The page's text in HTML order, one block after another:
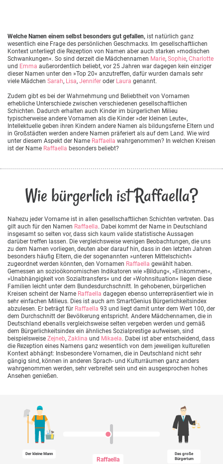
Welche Namen einem selbst besonders gut gefallen, ist natürlich ganz
wesentlich eine Frage des persönlichen Geschmacks. Im gesellschaftlichen
Kontext unterliegt die Rezeption von Namen aber auch starken »modischen
Schwankungen«. So sind derzeit die Mädchennamen Marie, Sophie, Charlotte
und Emma außerordentlich beliebt, vor 25 Jahren war dagegen kein einziger
dieser Namen unter den »Top 20« anzutreffen, dafür wurden damals sehr
viele Mädchen Sarah, Lisa, Jennifer oder Laura genannt.
Zudem gibt es bei der Wahrnehmung und Beliebtheit von Vornamen
erhebliche Unterschiede zwischen verschiedenen gesellschaftlichen
Schichten. Dadurch erhalten auch Kinder im bürgerlichen Milieu
typischerweise andere Vornamen als die Kinder »der kleinen Leute«,
Intellektuelle geben ihren Kindern andere Namen als bildungsferne Eltern und
in Großstädten werden andere Namen präferiert als auf dem Land. Wie wird
unter diesem Aspekt der Name Raffaella wahrgenommen? In welchen Kreisen
ist der Name Raffaella besonders beliebt?
Wie bürgerlich ist Raffaella?
Nahezu jeder Vorname ist in allen gesellschaftlichen Schichten vertreten. Das
gilt auch für den Namen Raffaella. Dabei kommt der Name in Deutschland
insgesamt so selten vor, dass sich kaum valide statistische Aussagen
darüber treffen lassen. Die vergleichsweise wenigen Beobachtungen, die uns
zu dem Namen vorliegen, deuten aber darauf hin, dass in den letzten Jahren
besonders häufig Eltern, die der sogenannten »unteren Mittelschicht«
zugeordnet werden könnten, den Vornamen Raffaella gewählt haben.
Gemessen an sozioökonomischen Indikatoren wie »Bildung«, »Einkommen«,
»Unabhängigkeit von Sozialtransfers« und der »Wohnsituation« liegen diese
Familien leicht unter dem Bundesdurchschnitt. In gehobenen, bürgerlichen
Kreisen scheint der Name Raffaella dagegen ebenso unterrepräsentiert wie in
sehr einfachen Milieus. Dies ist auch am SmartGenius Bürgerlichkeitsindex
abzulesen. Er beträgt für Raffaella 93 und liegt damit unter dem Wert 100, der
dem Durchschnitt der Bevölkerung entspricht. Andere Mädchennamen, die in
Deutschland ebenalls vergleichsweise selten vergeben werden und gemäß
dem Bürgerlichkeitsindex ein ähnliches Sozialprestige aufweisen, sind
beispielsweise Zejneb, Zaklina und Mikaela. Dabei ist aber entscheidend, dass
die Rezeption eines Namens ganz wesentlich von dem jeweiligen kulturellen
Kontext abhängt: Insbesondere Vornamen, die in Deutschland nicht sehr
gängig sind, können in anderen Sprach- und Kulturräumen ganz anders
wahrgenommen werden, sehr verbreitet sein und ein ausgesprochen hohes
Ansehen genießen.
Der kleine Mann
Raffaella
Das große
Bürgertum